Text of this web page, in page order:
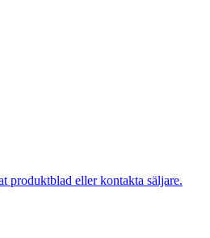
produktblad eller kontakta säljare.